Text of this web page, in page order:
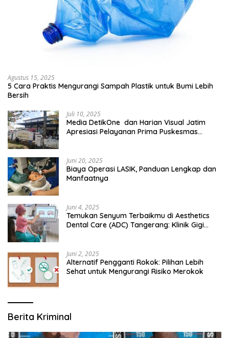
Agustus 15, 2025
5 Cara Praktis Mengurangi Sampah Plastik untuk Bumi Lebih
Bersih
Juli 10, 2025
Media DetikOne dan Harian Visual Jatim
Apresiasi Pelayanan Prima Puskesmas
Juni 20, 2025
Biaya Operasi LASIK, Panduan Lengkap dan
Manfaatnya
Juni 4, 2025
Temukan Senyum Terbaikmu di Aesthetics
Dental Care (ADC) Tangerang: Klinik Gigi
Juni 2, 2025
Alternatif Pengganti Rokok: Pilihan Lebih
Sehat untuk Mengurangi Risiko Merokok
Berita Kriminal